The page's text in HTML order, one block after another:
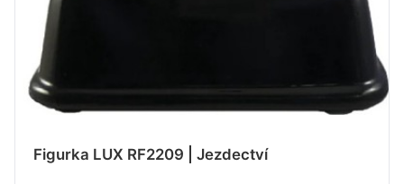
Figurka LUX RF2209 | Jezdectví